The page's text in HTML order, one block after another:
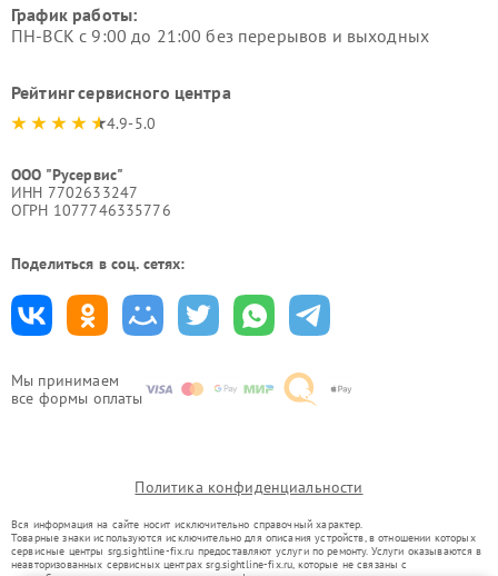
Мы принимаем
все формы оплаты
График работы:
ПН-ВСК с 9:00 до 21:00 без перерывов и выходных
Рейтинг сервисного центра
4.9-5.0
ООО "Русервис"
ИНН 7702633247
ОГРН 1077746335776
Поделиться в соц. сетях:
Политика конфиденциальности
Вся информация на сайте носит исключительно справочный характер.
Товарные знаки используются исключительно для описания устройств, в отношении которых
сервисные центры srg.sightline-fix.ru предоставляют услуги по ремонту. Услуги оказываются в
неавторизованных сервисных центрах srg.sightline-fix.ru, которые не связаны с